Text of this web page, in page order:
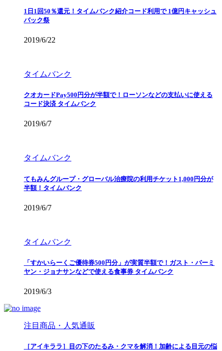
1日1回50％還元！タイムバンク紹介コード利用で 1億円キャッシュ
バック祭
2019/6/22
タイムバンク
クオカードPay500円分が半額で！ローソンなどの支払いに使える
コード決済 タイムバンク
2019/6/7
タイムバンク
てもみんグループ・グローバル治療院の利用チケット1,000円分が
半額！タイムバンク
2019/6/7
タイムバンク
「すかいらーくご優待券500円分」が実質半額で！ガスト・バーミ
ヤン・ジョナサンなどで使える食事券 タイムバンク
2019/6/3
注目商品・人気通販
［アイキララ］目の下のたるみ・クマを解消！加齢による目元の悩